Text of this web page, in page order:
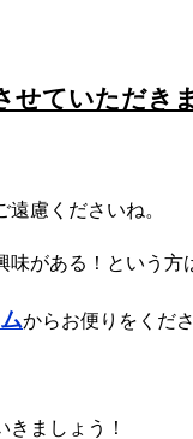
ていただきま
慮くださいね。
味がある！という方
からお便りをくださ
ましょう！